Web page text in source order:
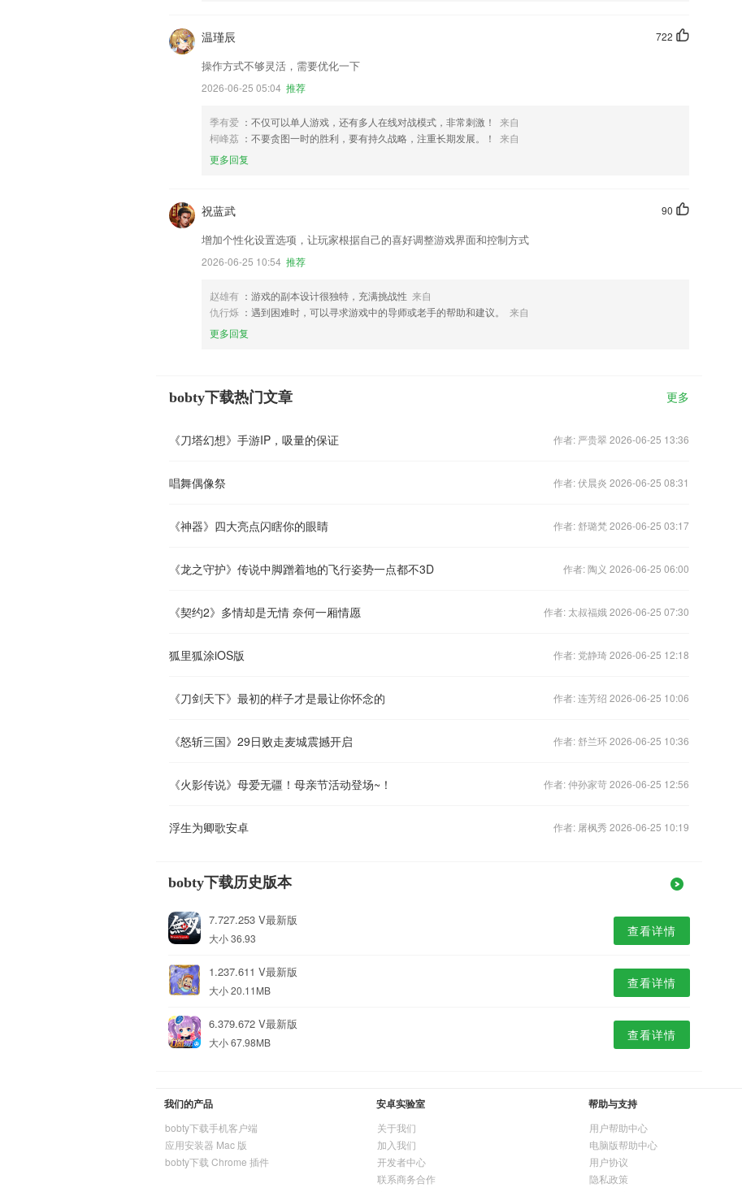
722
温瑾辰
操作方式不够灵活，需要优化一下
2026-06-25 05:04 推荐
季有爱 ：不仅可以单人游戏，还有多人在线对战模式，非常刺激！
来自
柯峰荔 ：不要贪图一时的胜利，要有持久战略，注重长期发展。！
来自
更多回复
90
祝蓝武
增加个性化设置选项，让玩家根据自己的喜好调整游戏界面和控制方式
2026-06-25 10:54 推荐
赵雄有 ：游戏的副本设计很独特，充满挑战性 来自
仇行烁 ：遇到困难时，可以寻求游戏中的导师或老手的帮助和建议。
来自
更多回复
bobty下载热门文章 更多
《刀塔幻想》手游IP，吸量的保证 作者: 严贵翠 2026-06-25 13:36
唱舞偶像祭 作者: 伏晨炎 2026-06-25 08:31
《神器》四大亮点闪瞎你的眼睛 作者: 舒璐梵 2026-06-25 03:17
《龙之守护》传说中脚蹭着地的飞行姿势一点都不3D 作者: 陶义 2026-06-25 06:00
《契约2》多情却是无情 奈何一厢情愿 作者: 太叔福娥 2026-06-25 07:30
狐里狐涂iOS版 作者: 党静琦 2026-06-25 12:18
《刀剑天下》最初的样子才是最让你怀念的 作者: 连芳绍 2026-06-25 10:06
《怒斩三国》29日败走麦城震撼开启 作者: 舒兰环 2026-06-25 10:36
《火影传说》母爱无疆！母亲节活动登场~！ 作者: 仲孙家苛 2026-06-25 12:56
浮生为卿歌安卓 作者: 屠枫秀 2026-06-25 10:19
bobty下载历史版本
7.727.253 V最新版
大小 36.93 查看详情
1.237.611 V最新版
大小 20.11MB 查看详情
6.379.672 V最新版
大小 67.98MB 查看详情
我们的产品
bobty下载手机客户端
应用安装器 Mac 版
bobty下载 Chrome 插件
安卓实验室
关于我们
加入我们
开发者中心
联系商务合作
帮助与支持
用户帮助中心
电脑版帮助中心
用户协议
隐私政策